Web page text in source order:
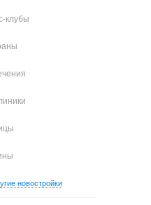
клубы
новостройки